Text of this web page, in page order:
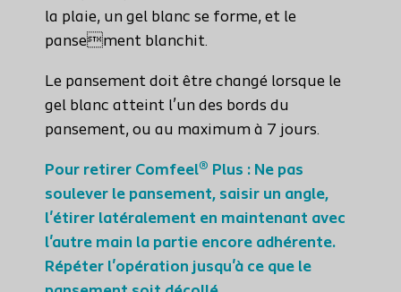
la plaie, un gel blanc se forme, et le
pansement blanchit.
Le pansement doit être changé lorsque le
gel blanc atteint l’un des bords du
pansement, ou au maximum à 7 jours.
Pour retirer Comfeel® Plus : Ne pas
soulever le pansement, saisir un angle,
l'étirer latéralement en maintenant avec
l'autre main la partie encore adhérente.
Répéter l'opération jusqu'à ce que le